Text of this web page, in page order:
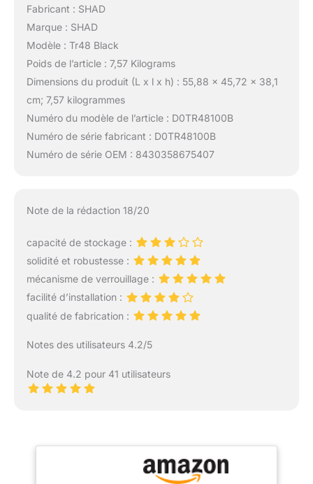
Fabricant : SHAD
Marque : SHAD
Modèle : Tr48 Black
Poids de l’article : 7,57 Kilograms
Dimensions du produit (L x l x h) : 55,88 x 45,72 x 38,1
cm; 7,57 kilogrammes
Numéro du modèle de l’article : D0TR48100B
Numéro de série fabricant : D0TR48100B
Numéro de série OEM : 8430358675407
Note de la rédaction 18/20
capacité de stockage :
solidité et robustesse :
mécanisme de verrouillage :
facilité d’installation :
qualité de fabrication :
Notes des utilisateurs 4.2/5
Note de 4.2 pour 41 utilisateurs